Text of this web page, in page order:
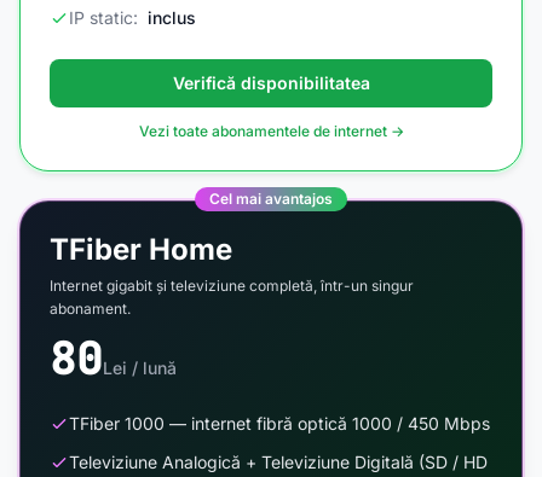
IP static: inclus
Verifică disponibilitatea
Vezi toate abonamentele de internet →
Cel mai avantajos
TFiber Home
Internet gigabit și televiziune completă, într-un singur
abonament.
80Lei / lună
TFiber 1000 — internet fibră optică 1000 / 450 Mbps
Televiziune Analogică + Televiziune Digitală (SD / HD